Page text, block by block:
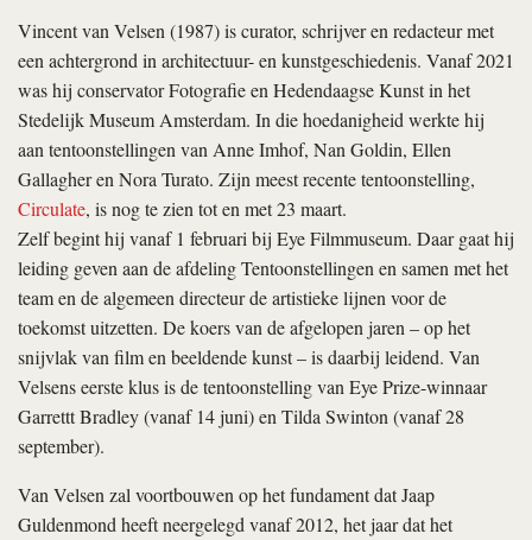
Vincent van Velsen (1987) is curator, schrijver en redacteur met
een achtergrond in architectuur- en kunstgeschiedenis. Vanaf 2021
was hij conservator Fotografie en Hedendaagse Kunst in het
Stedelijk Museum Amsterdam. In die hoedanigheid werkte hij
aan tentoonstellingen van Anne Imhof, Nan Goldin, Ellen
Gallagher en Nora Turato. Zijn meest recente tentoonstelling,
Circulate, is nog te zien tot en met 23 maart.
Zelf begint hij vanaf 1 februari bij Eye Filmmuseum. Daar gaat hij
leiding geven aan de afdeling Tentoonstellingen en samen met het
team en de algemeen directeur de artistieke lijnen voor de
toekomst uitzetten. De koers van de afgelopen jaren – op het
snijvlak van film en beeldende kunst – is daarbij leidend. Van
Velsens eerste klus is de tentoonstelling van Eye Prize-winnaar
Garrettt Bradley (vanaf 14 juni) en Tilda Swinton (vanaf 28
september).
Van Velsen zal voortbouwen op het fundament dat Jaap
Guldenmond heeft neergelegd vanaf 2012, het jaar dat het